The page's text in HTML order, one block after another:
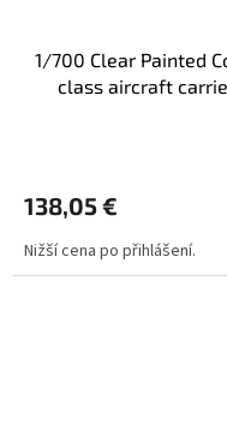
1/700 Clear Painted
class aircraft
138,05 €
Nižší cena po přihlášení.